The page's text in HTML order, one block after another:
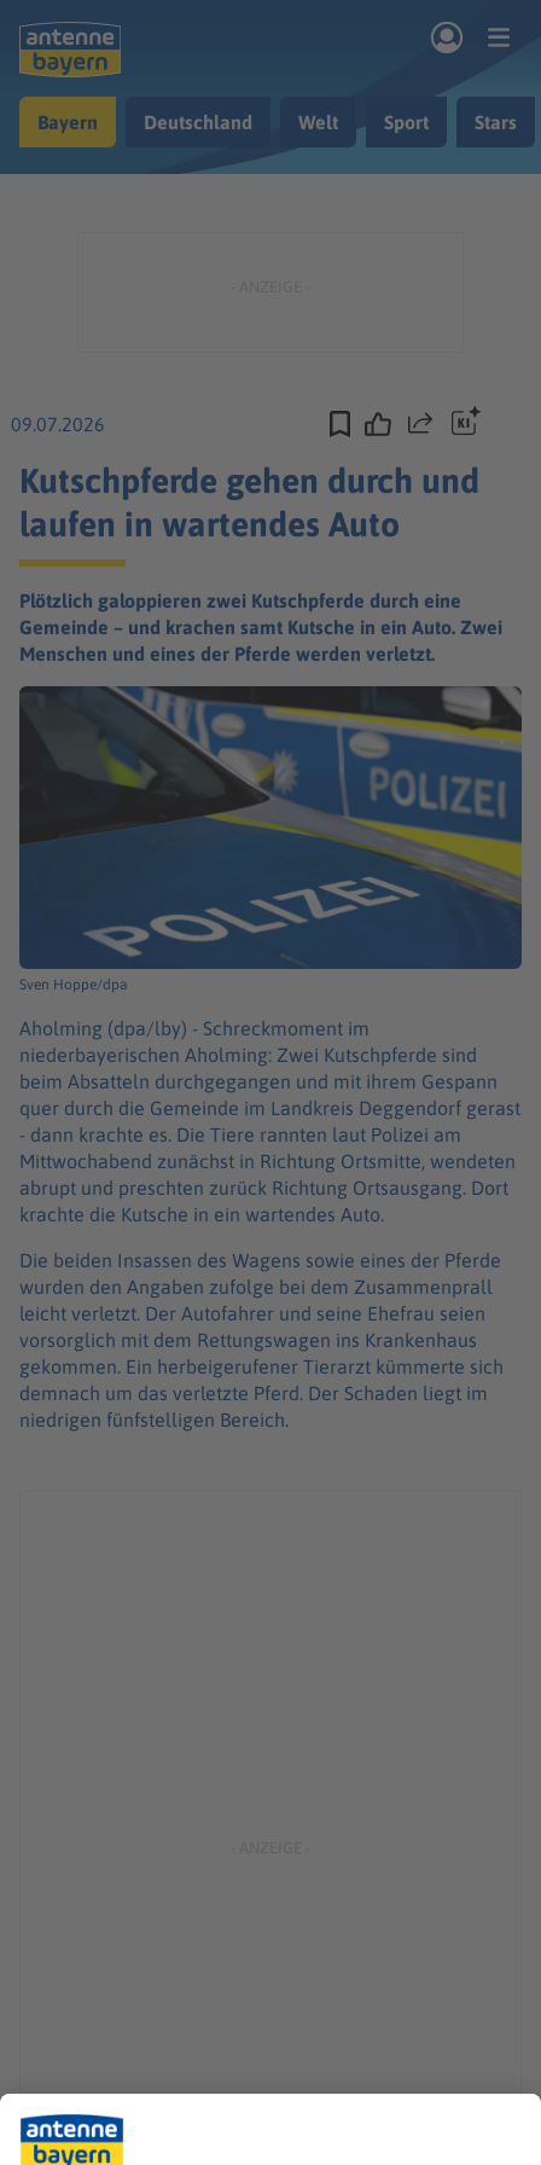
Musik & Radio
Bayern Deutschland Welt Sport Stars
09.07.2026 Teilen
Kutschpferde gehen durch und
laufen in wartendes Auto
Plötzlich galoppieren zwei Kutschpferde durch eine
Gemeinde – und krachen samt Kutsche in ein Auto. Zwei
Menschen und eines der Pferde werden verletzt.
Sven Hoppe/dpa
Aholming (dpa/lby) - Schreckmoment im
niederbayerischen Aholming: Zwei Kutschpferde sind
beim Absatteln durchgegangen und mit ihrem Gespann
quer durch die Gemeinde im Landkreis Deggendorf gerast
- dann krachte es. Die Tiere rannten laut Polizei am
Mittwochabend zunächst in Richtung Ortsmitte, wendeten
abrupt und preschten zurück Richtung Ortsausgang. Dort
krachte die Kutsche in ein wartendes Auto.
Die beiden Insassen des Wagens sowie eines der Pferde
wurden den Angaben zufolge bei dem Zusammenprall
leicht verletzt. Der Autofahrer und seine Ehefrau seien
vorsorglich mit dem Rettungswagen ins Krankenhaus
gekommen. Ein herbeigerufener Tierarzt kümmerte sich
demnach um das verletzte Pferd. Der Schaden liegt im
niedrigen fünfstelligen Bereich.